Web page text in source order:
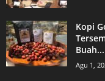
Kopi
Buah...
Agu 1,